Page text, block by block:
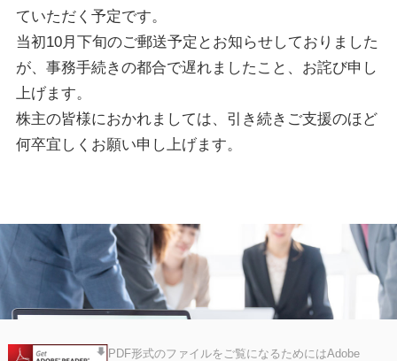
ていただく予定です。
当初10月下旬のご郵送予定とお知らせしておりました
が、事務手続きの都合で遅れましたこと、お詫び申し
上げます。
株主の皆様におかれましては、引き続きご支援のほど
何卒宜しくお願い申し上げます。
PDF形式のファイルをご覧になるためにはAdobe